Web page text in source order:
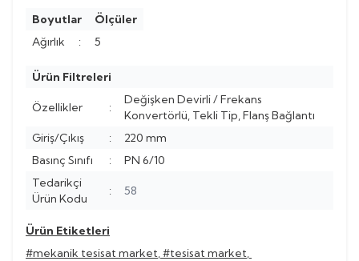
Boyutlar
Ölçüler
Ağırlık
: 5
Ürün Filtreleri
Özellikler :
Değişken Devirli / Frekans
Konvertörlü, Tekli Tip, Flanş Bağlantı
Giriş/Çıkış
:
220 mm
Basınç Sınıfı
:
PN 6/10
Tedarikçi
Ürün Kodu
: 58
Ürün Etiketleri
#mekanik tesisat market,#tesisat market,